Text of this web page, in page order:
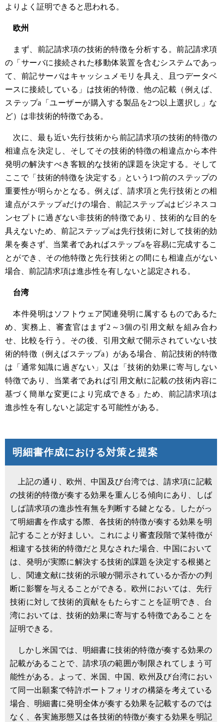
よりよく証明できると思われる。
欧州
まず、前記請求項の技術的特徴を分析する。前記請求項
の「サーバに接続された移動体装置を含むシステムであっ
て、前記サーバはキャッシュメモリを具え、且つデータベ
ースに接続している」は技術的特徴、他の記載（例えば、
ステップa「ユーザーが購入する製品を2つ以上選択し」な
ど）は非技術的特徴である。
次に、最も近い先行技術から前記請求項の技術的特徴の
相違点を決定し、そしてその技術的特徴の相違点から本件
発明の解決すべき客観的な技術的課題を決定する。そして
ここで「技術的特徴を決定する」という1つ前のステップの
重要性が明らかとなる。例えば、請求項と先行技術との相
違点がステップaだけの場合、前記ステップaはビジネスコ
ンセプトに過ぎない非技術的特徴であり、技術的な目的を
具えないため、前記ステップaは先行技術に対して技術的効
果を奏さず、当業者であればステップaを容易に完成するこ
とができ、その他特徴と先行技術との間にも相違点がない
場合、前記請求項は進歩性を有しないと認定される。
台湾
本件発明はソフトウェア関連発明に属するものであるた
め、実務上、審査官はまず2～3個の引用文献を組み合わ
せ、比較を行う。その後、引用文献で開示されていない技
術的特徴（例えばステップa）がある場合、前記技術的特徴
は「通常知識に過ぎない」又は「技術的効果に寄与しない
特徴であり、当業者であれば引用文献に記載の技術内容に
基づく簡単な変更により完成できる」ため、前記請求項は
進歩性を有しないと認定する可能性がある。
明細書作成における対策と提案
上記の通り、欧州、中国及び台湾では、請求項に記載
の技術的特徴が奏する効果を重んじる傾向にあり、しば
しば請求項の進歩性有無を判断する鍵となる。したがっ
て明細書を作成する際、各技術的特徴が奏する効果を明
記することが好ましい。これにより審査段階で某特徴が
相違する技術的特徴だと見なされた場合、中国において
は、発明が実際に解決する技術的課題を決定する根拠と
し、関連文献に技術的示唆が開示されているか否かの判
断に影響を与えることができる。欧州においては、先行
技術に対して技術的貢献をもたらすことを証明でき、台
湾においては、技術的効果に寄与する特徴であることを
証明できる。
しかし米国では、明細書に技術的特徴が奏する効果の
記載があることで、請求項の範囲が制限されてしまう可
能性がある。よって、米国、中国、欧州及び台湾におい
て同一出願案で特許ポートフォリオの構築を考えている
場合、明細書に発明全体が奏する効果を記載するのでは
なく、各実施形態又は各技術的特徴が奏する効果を明記